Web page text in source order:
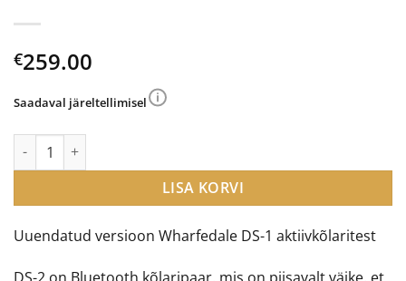
€259.00
Uuendatud versioon Wharfedale DS-1 aktiivkõlaritest
DS-2 on Bluetooth kõlaripaar, mis on piisavalt väike, et
Saadaval järeltellimisel
Wharfedale DS-2 Bluetooth ühendusega aktiivkõlarid kogus
LISA KORVI